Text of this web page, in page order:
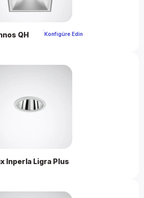
QH Konfigüre Edin
Inperla Ligra Plus